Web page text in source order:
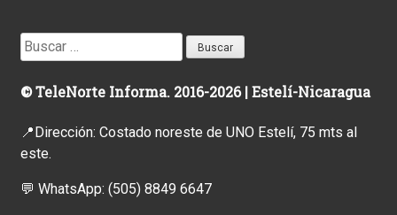
Buscar:
© TeleNorte Informa. 2016-2026 | Estelí-Nicaragua
📍Dirección: Costado noreste de UNO Estelí, 75 mts al
este.
💬 WhatsApp: (505) 8849 6647